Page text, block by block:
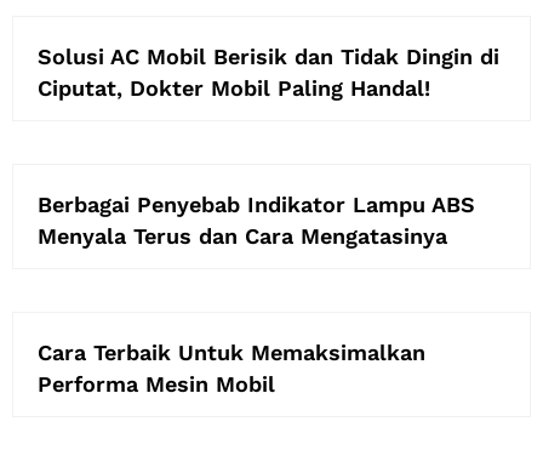
Solusi AC Mobil Berisik dan Tidak Dingin di
Ciputat, Dokter Mobil Paling Handal!
Berbagai Penyebab Indikator Lampu ABS
Menyala Terus dan Cara Mengatasinya
Cara Terbaik Untuk Memaksimalkan
Performa Mesin Mobil